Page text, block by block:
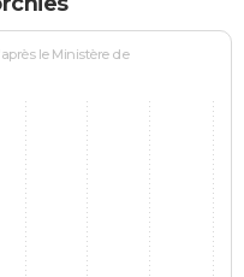
le Ministère de